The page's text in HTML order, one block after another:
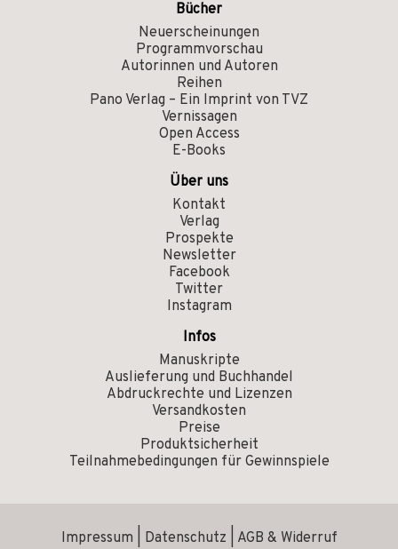
Bücher
Neuerscheinungen
Programmvorschau
Autorinnen und Autoren
Reihen
Pano Verlag – Ein Imprint von TVZ
Vernissagen
Open Access
E-Books
Über uns
Kontakt
Verlag
Prospekte
Newsletter
Facebook
Twitter
Instagram
Infos
Manuskripte
Auslieferung und Buchhandel
Abdruckrechte und Lizenzen
Versandkosten
Preise
Produktsicherheit
Teilnahmebedingungen für Gewinnspiele
Impressum Datenschutz AGB & Widerruf